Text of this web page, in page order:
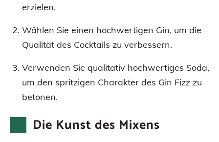
erzielen.
Wählen Sie einen hochwertigen Gin, um die
Qualität des Cocktails zu verbessern.
Verwenden Sie qualitativ hochwertiges Soda,
um den spritzigen Charakter des Gin Fizz zu
betonen.
Die Kunst des Mixens